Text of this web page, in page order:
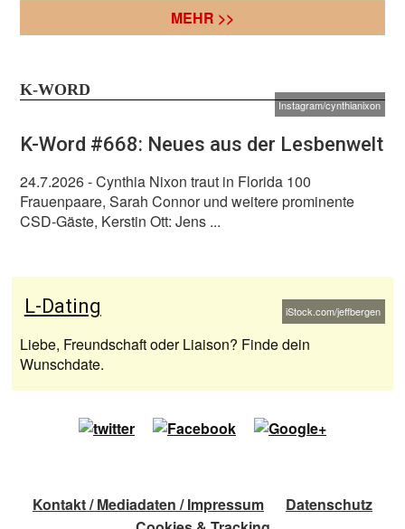
MEHR >>
K-WORD
Instagram/cynthianixon
K-Word #668: Neues aus der Lesbenwelt
24.7.2026- Cynthia Nixon traut in Florida 100
Frauenpaare, Sarah Connor und weitere prominente
CSD-Gäste, Kerstin Ott: Jens ...
L-Dating iStock.com/jeffbergen
Liebe, Freundschaft oder Liaison? Finde dein
Wunschdate.
Kontakt / Mediadaten / Impressum
Datenschutz